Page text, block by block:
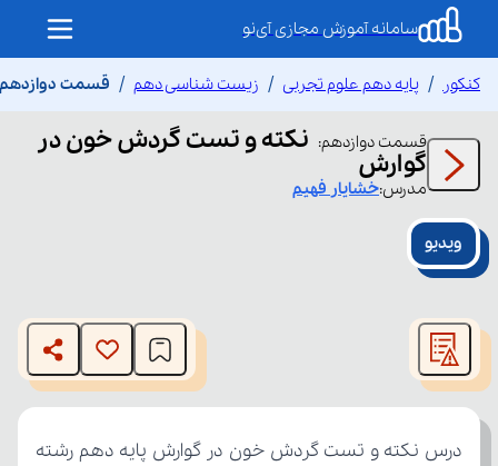
سامانه آموزش مجازی آی‌نو
کنکور پایه دهم علوم تجربی زیست شناسی دهم قسمت
قسمت دوازدهم: نکته و تست گردش خون در
گوارش
مدرس:خشایار فهیم
ویدیو
modal
window.
The media could not be loaded, either because the server
or network failed or because the format is not supported.